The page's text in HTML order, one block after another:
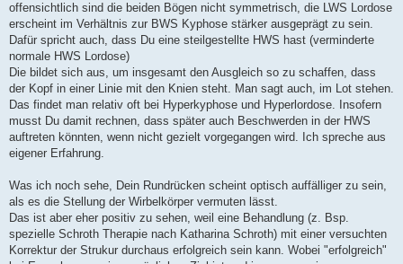
offensichtlich sind die beiden Bögen nicht symmetrisch, die LWS Lordose
erscheint im Verhältnis zur BWS Kyphose stärker ausgeprägt zu sein.
Dafür spricht auch, dass Du eine steilgestellte HWS hast (verminderte
normale HWS Lordose)
Die bildet sich aus, um insgesamt den Ausgleich so zu schaffen, dass
der Kopf in einer Linie mit den Knien steht. Man sagt auch, im Lot stehen.
Das findet man relativ oft bei Hyperkyphose und Hyperlordose. Insofern
musst Du damit rechnen, dass später auch Beschwerden in der HWS
auftreten könnten, wenn nicht gezielt vorgegangen wird. Ich spreche aus
eigener Erfahrung.
Was ich noch sehe, Dein Rundrücken scheint optisch auffälliger zu sein,
als es die Stellung der Wirbelkörper vermuten lässt.
Das ist aber eher positiv zu sehen, weil eine Behandlung (z. Bsp.
spezielle Schroth Therapie nach Katharina Schroth) mit einer versuchten
Korrektur der Strukur durchaus erfolgreich sein kann. Wobei "erfolgreich"